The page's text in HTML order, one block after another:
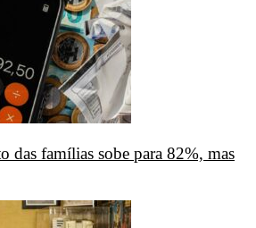
das famílias sobe para 82%, mas